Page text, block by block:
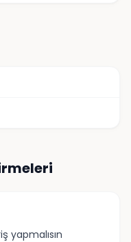
yapmalısın